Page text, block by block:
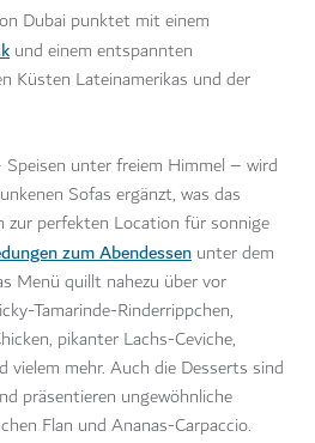
Dubai punktet mit einem
und einem entspannten
Küsten Lateinamerikas und der
unter freiem Himmel – wird
Sofas ergänzt, was das
zur perfekten Location für sonnige
zum Abendessen unter dem
Menü quillt nahezu über vor
Tamarinde-Rinderrippchen,
pikanter Lachs-Ceviche,
vielem mehr. Auch die Desserts sind
präsentieren ungewöhnliche
Flan und Ananas-Carpaccio.